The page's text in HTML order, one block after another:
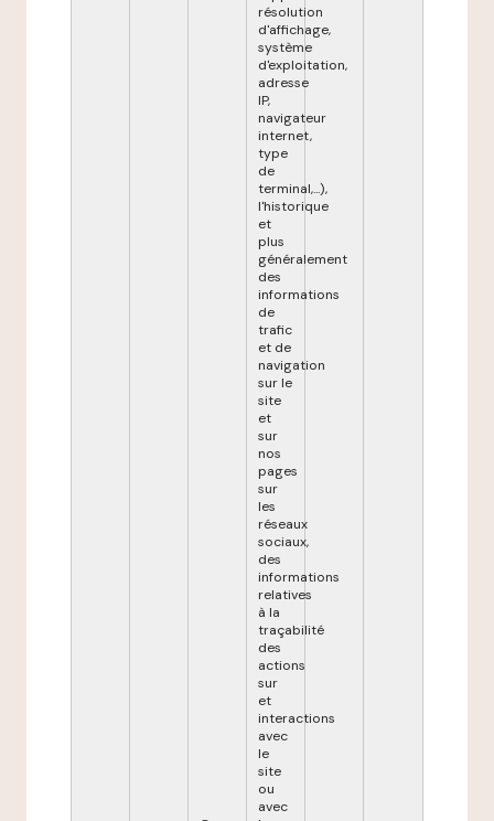
résolution
d'affichage,
système
d'exploitation,
adresse
IP,
navigateur
internet,
type
de
terminal,...),
l'historique
et
plus
généralement
des
informations
de
trafic
et de
navigation
sur le
site
et
sur
nos
pages
sur
les
réseaux
sociaux,
des
informations
relatives
à la
traçabilité
des
actions
sur
et
interactions
avec
le
site
ou
avec